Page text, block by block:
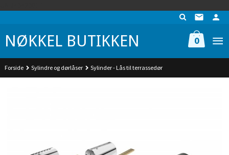
NØKKEL BUTIKKEN 0
Forside Sylindre og dørlåser Sylinder - Lås til terrassedør